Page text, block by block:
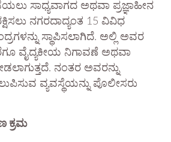
ಸಾಧ್ಯವಾಗದ ಅಥವಾ ಪ್ರಜ್ಞಾಹೀನ
ನಗರದಾದ್ಯಂತ 15 ವಿವಿಧ
ಸ್ಥಾಪಿಸಲಾಗಿದೆ. ಅಲ್ಲಿ ಅವರ
ವೈದ್ಯಕೀಯ ನಿಗಾವಣೆ ಅಥವಾ
ನಂತರ ಅವರನ್ನು
ವ್ಯವಸ್ಥೆಯನ್ನು ಪೊಲೀಸರು
ಕ್ರಮ​